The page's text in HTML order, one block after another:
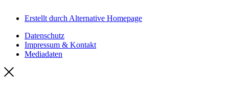
Erstellt durch Alternative Homepage
Datenschutz
Impressum & Kontakt
Mediadaten